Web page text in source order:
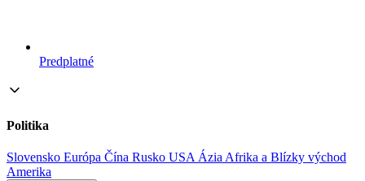
Predplatné
Politika
Slovensko Európa Čína Rusko USA ÁziaAfrika a Blízky východ
Amerika